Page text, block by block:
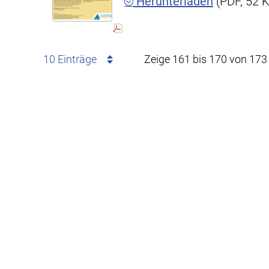
10 Einträge Zeige 161 bis 170 von